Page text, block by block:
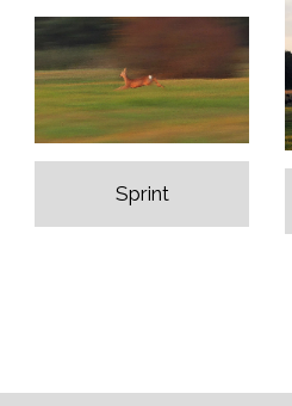
Sprint